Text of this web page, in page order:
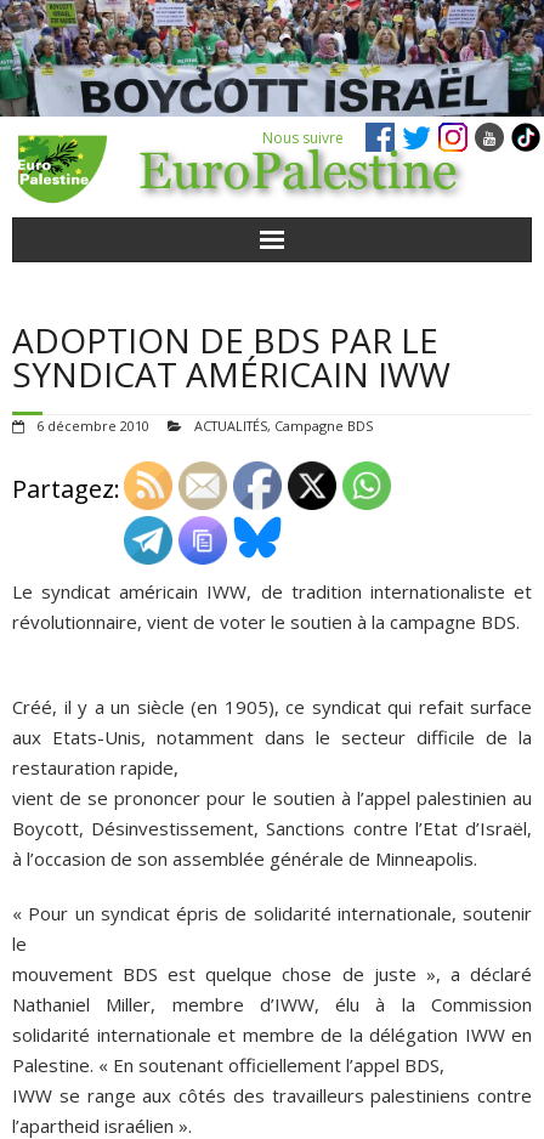
Nous suivre
POUR AGIR
QUI SOMMES-NOUS ?
ADHÉSIONS, DONS, CONTACT
ADOPTION DE BDS PAR LE
SYNDICAT AMÉRICAIN IWW
6 décembre 2010 ACTUALITÉS, Campagne BDS
Partagez:
Le syndicat américain IWW, de tradition internationaliste et
révolutionnaire, vient de voter le soutien à la campagne BDS.
Créé, il y a un siècle (en 1905), ce syndicat qui refait surface
aux Etats-Unis, notamment dans le secteur difficile de la
restauration rapide,
vient de se prononcer pour le soutien à l’appel palestinien au
Boycott, Désinvestissement, Sanctions contre l’Etat d’Israël,
à l’occasion de son assemblée générale de Minneapolis.
« Pour un syndicat épris de solidarité internationale, soutenir
le
mouvement BDS est quelque chose de juste », a déclaré
Nathaniel Miller, membre d’IWW, élu à la Commission
solidarité internationale et membre de la délégation IWW en
Palestine. « En soutenant officiellement l’appel BDS,
IWW se range aux côtés des travailleurs palestiniens contre
l’apartheid israélien ».